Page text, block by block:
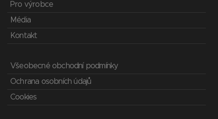
Pro výrobce
Média
Kontakt
Všeobecné obchodní podmínky
Ochrana osobních údajů
Cookies